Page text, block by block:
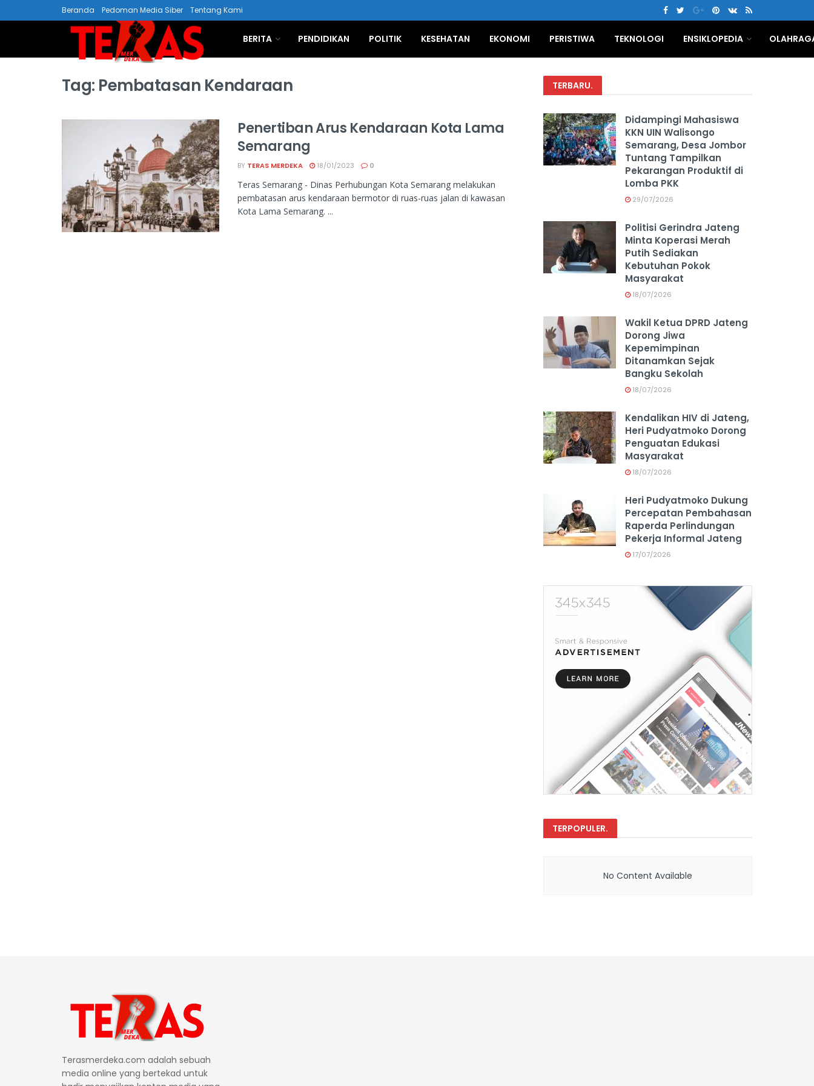
Beranda Pedoman Media Siber Tentang Kami
BERITA PENDIDIKAN POLITIK KESEHATAN EKONOMI PERISTIWA TEKNOLOGI ENSIKLOPEDIA
Tag: Pembatasan Kendaraan
Penertiban Arus Kendaraan Kota Lama
Semarang
BY TERAS MERDEKA 18/01/2023 0
Teras Semarang - Dinas Perhubungan Kota Semarang melakukan
pembatasan arus kendaraan bermotor di ruas-ruas jalan di kawasan
Kota Lama Semarang. ...
TERBARU.
Didampingi Mahasiswa
KKN UIN Walisongo
Semarang, Desa Jombor
Tuntang Tampilkan
Pekarangan Produktif di
Lomba PKK
29/07/2026
Politisi Gerindra Jateng
Minta Koperasi Merah
Putih Sediakan
Kebutuhan Pokok
Masyarakat
18/07/2026
Wakil Ketua DPRD Jateng
Dorong Jiwa
Kepemimpinan
Ditanamkan Sejak
Bangku Sekolah
18/07/2026
Kendalikan HIV di Jateng,
Heri Pudyatmoko Dorong
Penguatan Edukasi
Masyarakat
18/07/2026
Heri Pudyatmoko Dukung
Percepatan Pembahasan
Raperda Perlindungan
Pekerja Informal Jateng
17/07/2026
TERPOPULER.
No Content Available
Terasmerdeka.com adalah sebuah
media online yang bertekad untuk